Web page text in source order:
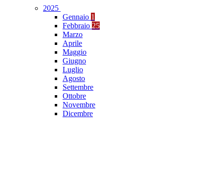
2025
Gennaio 1
Febbraio 25
Marzo
Aprile
Maggio
Giugno
Luglio
Agosto
Settembre
Ottobre
Novembre
Dicembre